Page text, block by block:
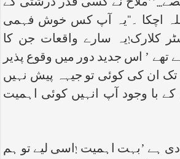
نے کسی قدر درشتی کے
اچکا ۔‘‘یہ آپ کس خوش فہمی
کلارک!یہ سارے واقعات جن کا
تھے ’ اس جدید دور میں وقوع پذیر
تک ان کی کوئی تو جیہہ پیش نہیں
با وجود آپ انہیں کوئی اہمیت
ہے ’بہت اہمیت !اسی لیے تو ہم